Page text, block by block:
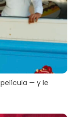
película — y le